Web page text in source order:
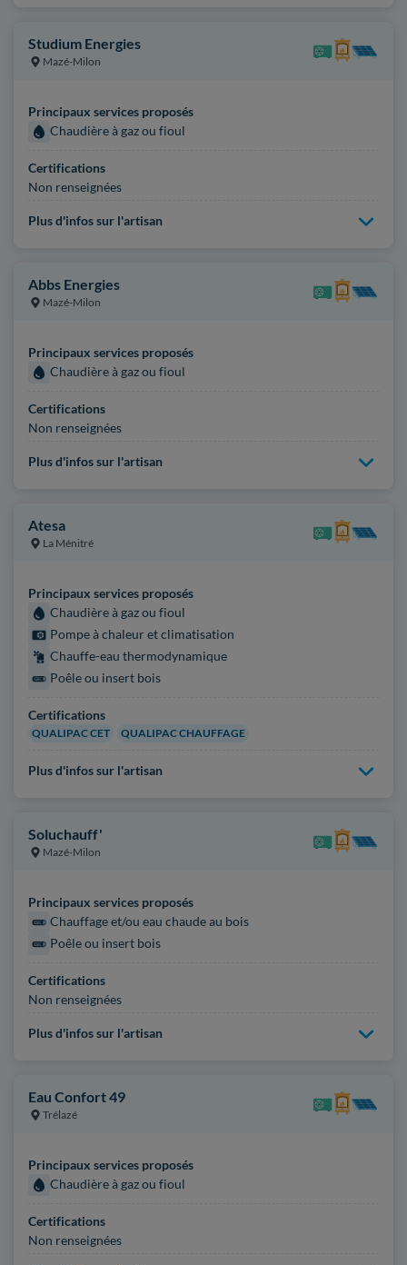
Studium Energies
Mazé-Milon
Principaux services proposés
Chaudière à gaz ou fioul
Certifications
Non renseignées
Plus d'infos sur l'artisan
Abbs Energies
Mazé-Milon
Principaux services proposés
Chaudière à gaz ou fioul
Certifications
Non renseignées
Plus d'infos sur l'artisan
Atesa
La Ménitré
Principaux services proposés
Chaudière à gaz ou fioul
Pompe à chaleur et climatisation
Chauffe-eau thermodynamique
Poêle ou insert bois
Certifications
QUALIPAC CET QUALIPAC CHAUFFAGE
Plus d'infos sur l'artisan
Soluchauff'
Mazé-Milon
Principaux services proposés
Chauffage et/ou eau chaude au bois
Poêle ou insert bois
Certifications
Non renseignées
Plus d'infos sur l'artisan
Eau Confort 49
Trélazé
Principaux services proposés
Chaudière à gaz ou fioul
Certifications
Non renseignées